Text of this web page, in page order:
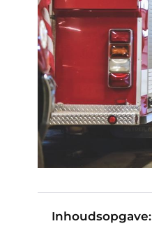
Inhoudsopgave: